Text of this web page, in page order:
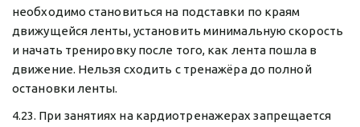
необходимо становиться на подставки по краям
движущейся ленты, установить минимальную скорость
и начать тренировку после того, как лента пошла в
движение. Нельзя сходить с тренажёра до полной
остановки ленты.
4.23. При занятиях на кардиотренажерах запрещается